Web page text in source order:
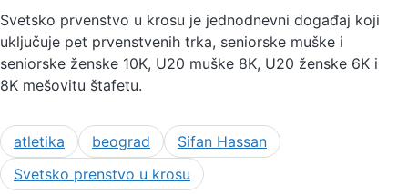
Svetsko prvenstvo u krosu je jednodnevni događaj koji
uključuje pet prvenstvenih trka, seniorske muške i
seniorske ženske 10K, U20 muške 8K, U20 ženske 6K i
8K mešovitu štafetu.
atletika beograd
Sifan Hassan
Svetsko prenstvo u krosu